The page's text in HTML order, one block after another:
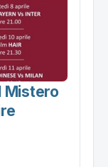
Mistero